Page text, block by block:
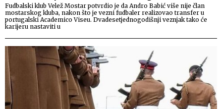
Fudbalski klub Velež Mostar potvrdio je da Andro Babić više nije član
mostarskog kluba, nakon što je vezni fudbaler realizovao transfer u
portugalski Academico Viseu. Dvadesetjednogodišnji veznjak tako će
karijeru nastaviti u